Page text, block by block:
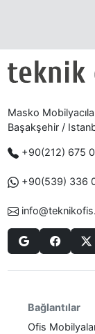
Masko
Başakşehir /
+90(212) 675
+90(539) 336
Bağlantılar
Ofis